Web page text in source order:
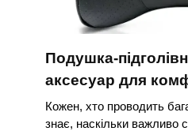
Подушка-
аксесуар для
Кожен, хто проводить
знає, наскільки важливо